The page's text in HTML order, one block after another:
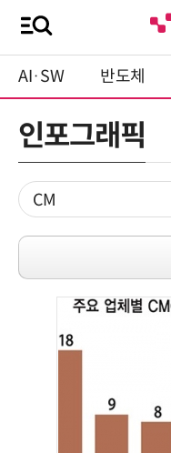
AI·SW 반도체
인포그래픽